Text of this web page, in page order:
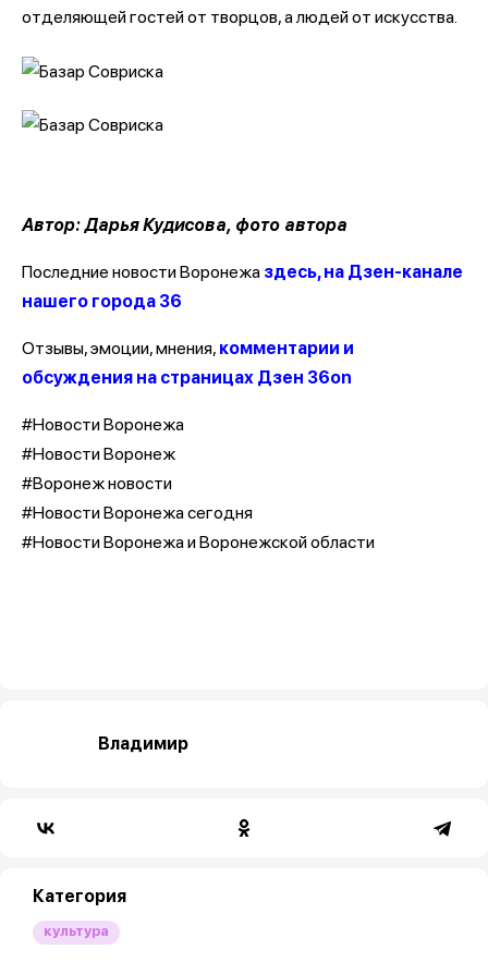
отделяющей гостей от творцов, а людей от искусства.
Автор: Дарья Кудисова, фото автора
Последние новости Воронежа здесь, на Дзен-канале
нашего города 36
Отзывы, эмоции, мнения, комментарии и
обсуждения на страницах Дзен 36on
#Новости Воронежа
#Новости Воронеж
#Воронеж новости
#Новости Воронежа сегодня
#Новости Воронежа и Воронежской области
Владимир
Категория
культура